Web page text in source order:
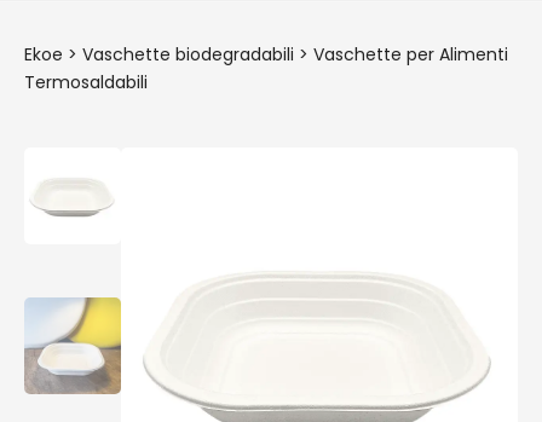
Ekoe > Vaschette biodegradabili > Vaschette per Alimenti
Termosaldabili